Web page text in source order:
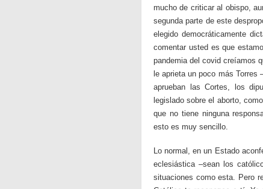
mucho de criticar al obispo,
segunda parte de este
elegido democráticamente
comentar usted es que
pandemia del covid creíamos
le aprieta un poco más
aprueban las Cortes, los
legislado sobre el aborto,
que no tiene ninguna
esto es muy sencillo.
Lo normal, en un Estado
eclesiástica –sean los
situaciones como esta. Pero